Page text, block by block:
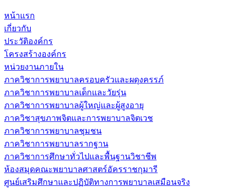
หน้าแรก
เกี่ยวกับ
ประวัติองค์กร
โครงสร้างองค์กร
หน่วยงานภายใน
ภาควิชาการพยาบาลครอบครัวและผดุงครรภ์
ภาควิชาการพยาบาลเด็กและวัยรุ่น
ภาควิชาการพยาบาลผู้ใหญ่และผู้สูงอายุ
ภาควิชาสุขภาพจิตและการพยาบาลจิตเวช
ภาควิชาการพยาบาลชุมชน
ภาควิชาการพยาบาลรากฐาน
ภาควิชาการศึกษาทั่วไปและพื้นฐานวิชาชีพ
ห้องสมุดคณะพยาบาลศาสตร์อัครราชกุมารี
ศูนย์เสริมศึกษาและปฏิบัติทางการพยาบาลเสมือนจริง